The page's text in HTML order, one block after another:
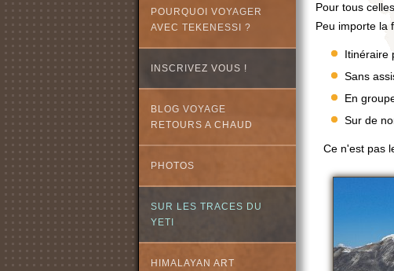
POURQUOI VOYAGER
AVEC TEKENESSI ?
INSCRIVEZ VOUS !
BLOG VOYAGE
RETOURS A CHAUD
PHOTOS
SUR LES TRACES DU
YETI
HIMALAYAN ART
Pour tous
Peu importe la
Itinéraire
Sans
En
Sur de
Ce n'est pas